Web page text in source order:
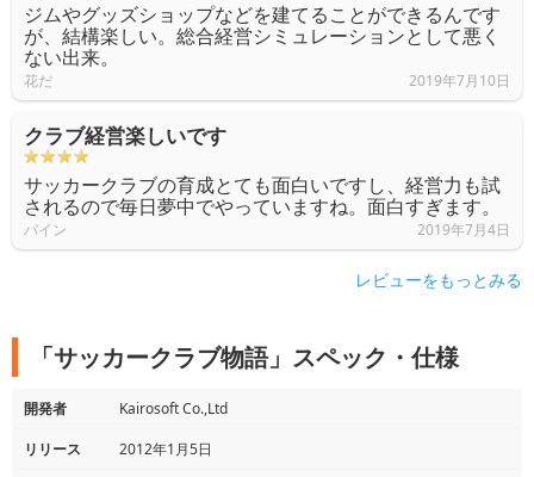
ジムやグッズショップなどを建てることができるんです
が、結構楽しい。総合経営シミュレーションとして悪く
ない出来。
花だ 2019年7月10日
クラブ経営楽しいです
サッカークラブの育成とても面白いですし、経営力も試
されるので毎日夢中でやっていますね。面白すぎます。
パイン 2019年7月4日
レビューをもっとみる
「サッカークラブ物語」スペック・仕様
開発者
Kairosoft Co.,Ltd
リリース
2012年1月5日